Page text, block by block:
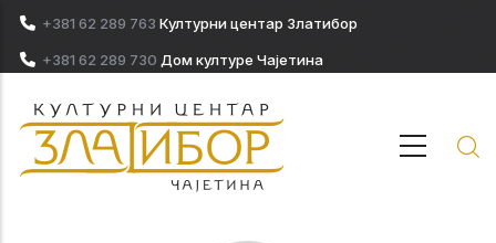
Skip to main content
+381 62 289 763 Културни центар Златибор
+381 62 289 730 Дом културе Чајетина